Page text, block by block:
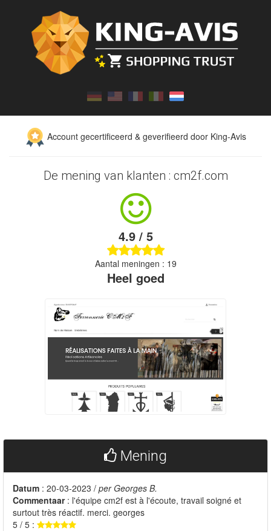
Account gecertificeerd & geverifieerd door King-Avis
De mening van klanten : cm2f.com
4.9 / 5
Aantal meningen : 19
Heel goed
Mening
Datum : 20-03-2023 / per Georges B.
Commentaar: l'équipe cm2f est à l'écoute, travail soigné et
surtout très réactif. merci. georges
5 / 5 :